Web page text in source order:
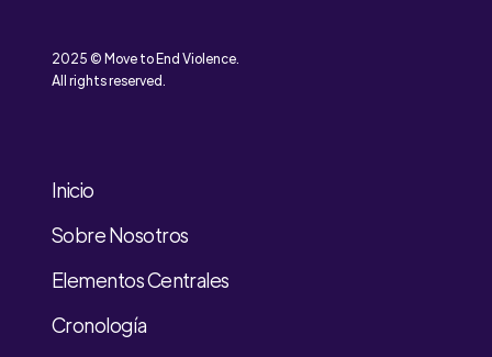
2025 © Move to End Violence.
All rights reserved.
Inicio
Sobre Nosotros
Elementos Centrales
Cronología